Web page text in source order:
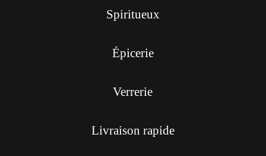
Spiritueux
Épicerie
Verrerie
Livraison rapide